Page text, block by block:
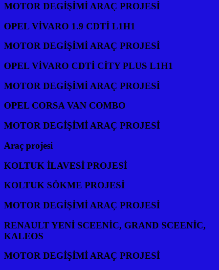
MOTOR DEGİŞİMİ ARAÇ PROJESİ
OPEL VİVARO 1.9 CDTİ L1H1
MOTOR DEGİŞİMİ ARAÇ PROJESİ
OPEL VİVARO CDTİ CİTY PLUS L1H1
MOTOR DEGİŞİMİ ARAÇ PROJESİ
OPEL CORSA VAN COMBO
MOTOR DEGİŞİMİ ARAÇ PROJESİ
Araç projesi
KOLTUK İLAVESİ PROJESİ
KOLTUK SÖKME PROJESİ
MOTOR DEGİŞİMİ ARAÇ PROJESİ
RENAULT YENİ SCEENİC, GRAND SCEENİC,
KALEOS
MOTOR DEGİŞİMİ ARAÇ PROJESİ